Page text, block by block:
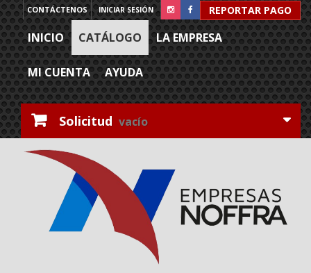
REPORTAR PAGO
INICIAR SESIÓN
CONTÁCTENOS
INICIO CATÁLOGO LA EMPRESA
MI CUENTA AYUDA
Solicitud vacío